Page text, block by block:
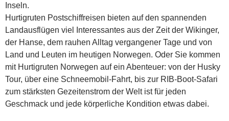
Inseln.
Hurtigruten Postschiffreisen bieten auf den spannenden
Landausflügen viel Interessantes aus der Zeit der Wikinger,
der Hanse, dem rauhen Alltag vergangener Tage und von
Land und Leuten im heutigen Norwegen. Oder Sie kommen
mit Hurtigruten Norwegen auf ein Abenteuer: von der Husky
Tour, über eine Schneemobil-Fahrt, bis zur RIB-Boot-Safari
zum stärksten Gezeitenstrom der Welt ist für jeden
Geschmack und jede körperliche Kondition etwas dabei.